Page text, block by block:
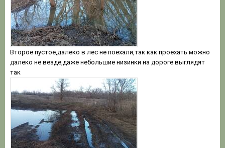
Второе пустое,далеко в лес не поехали,так как проехать можно
далеко не везде,даже небольшие низинки на дороге выглядят
так